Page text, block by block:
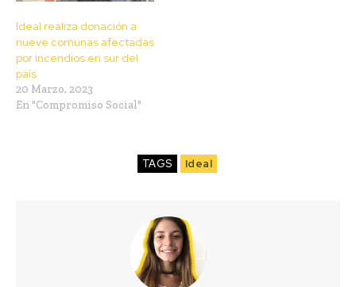
Ideal realiza donación a
nueve comunas afectadas
por incendios en sur del
país
20 Marzo, 2023
En "Compromiso Social"
TAGS Ideal